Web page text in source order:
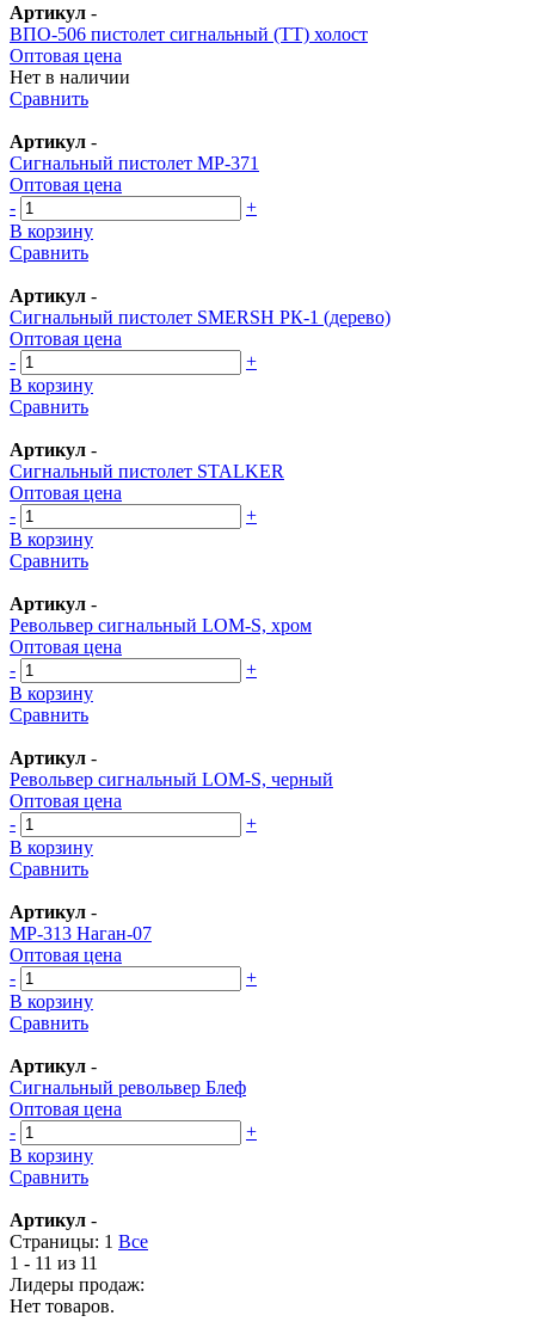
Артикул -
ВПО-506 пистолет сигнальный (ТТ) холост
Оптовая цена
Нет в наличии
Сравнить
Артикул -
Сигнальный пистолет МР-371
Оптовая цена
-
+
В корзину
Сравнить
Артикул -
Сигнальный пистолет SMERSH РК-1 (дерево)
Оптовая цена
-
+
В корзину
Сравнить
Артикул -
Сигнальный пистолет STALKER
Оптовая цена
-
+
В корзину
Сравнить
Артикул -
Револьвер сигнальный LOM-S, хром
Оптовая цена
-
+
В корзину
Сравнить
Артикул -
Револьвер сигнальный LOM-S, черный
Оптовая цена
-
+
В корзину
Сравнить
Артикул -
МР-313 Наган-07
Оптовая цена
-
+
В корзину
Сравнить
Артикул -
Сигнальный револьвер Блеф
Оптовая цена
-
+
В корзину
Сравнить
Артикул -
Страницы: 1 Все
1 - 11 из 11
Лидеры продаж:
Нет товаров.